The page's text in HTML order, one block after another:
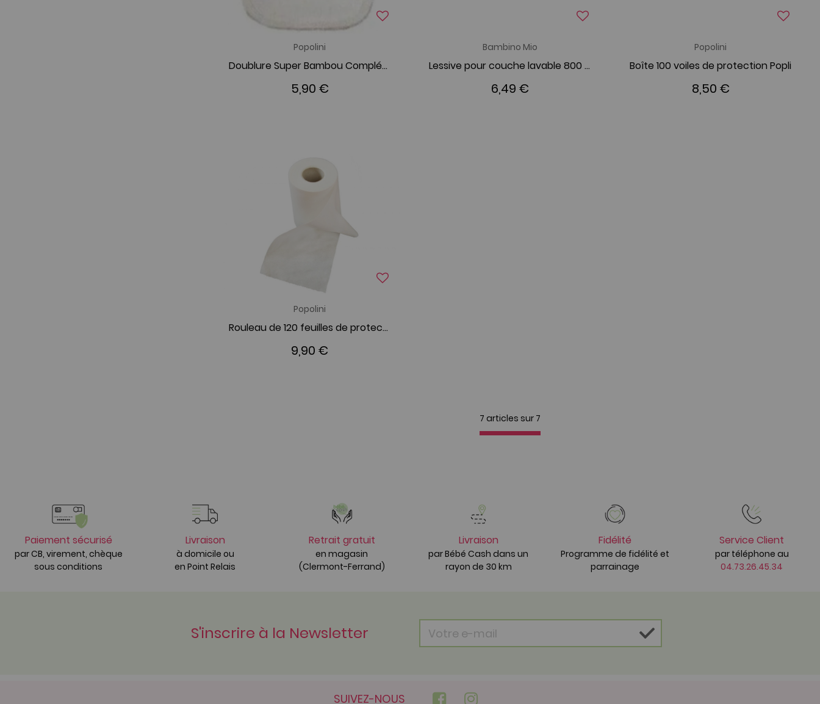
Popolini
Doublure Super Bambou Complémentaire pour Couche
5,90 €
Bambino Mio
Lessive pour couche lavable 800 G
6,49 €
Popolini
Boîte 100 voiles de protection Popli
8,50 €
Popolini
Rouleau de 120 feuilles de protection Popli Super
9,90 €
7 articles sur 7
Paiement sécurisé
par CB, virement, chèque
sous conditions
Livraison
à domicile ou
en Point Relais
Retrait gratuit
en magasin
(Clermont-Ferrand)
Livraison
par Bébé Cash dans un
rayon de 30 km
Fidélité
Programme de fidélité et
parrainage
Service Client
par téléphone au
04.73.26.45.34
S'inscrire à la Newsletter
SUIVEZ-NOUS